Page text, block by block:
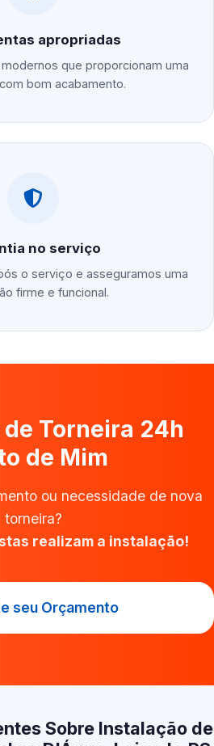
apropriadas
que proporcionam uma
bom acabamento.
no serviço
o serviço e asseguramos uma
firme e funcional.
Torneira 24h
de Mim
ou necessidade de nova
torneira?
realizam a instalação!
seu Orçamento
Sobre Instalação de